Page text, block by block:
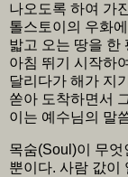
나오도록 하여 가
톨스토이의 우화
밟고 오는 땅을 한
아침 뛰기 시작하
달리다가 해가 지
쏟아 도착하면서
이는 예수님의 말
목숨(Soul)이 무엇
뿐이다. 사람 값이